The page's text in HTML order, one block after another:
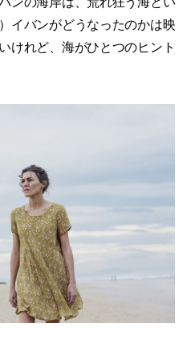
イバンがどうなったのかは映
けれど、海がひとつのヒント